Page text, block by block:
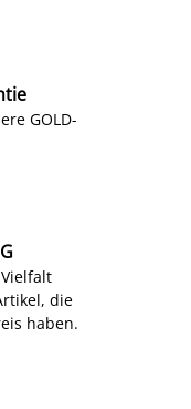
GOLD-
die
haben.